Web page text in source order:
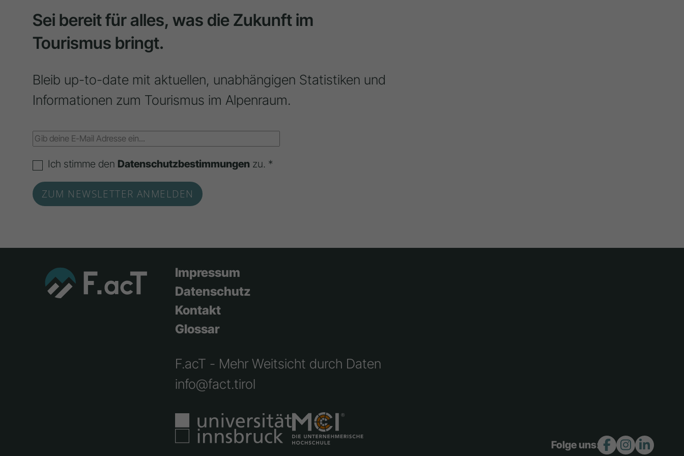
Sei bereit für alles, was die Zukunft im
Tourismus bringt.
Bleib up-to-date mit aktuellen, unabhängigen Statistiken und
Informationen zum Tourismus im Alpenraum.
Ich stimme den Datenschutzbestimmungen zu. *
Impressum
Datenschutz
Kontakt
Glossar
F.acT - Mehr Weitsicht durch Daten
info@fact.tirol
Folge uns: